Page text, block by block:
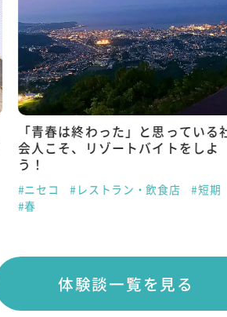
「青春は終わった」と思っている
会人こそ、リゾートバイトをしよ
う！
#ニセコ #レストラン・飲食店
#短期
#春
体験談一覧を見る